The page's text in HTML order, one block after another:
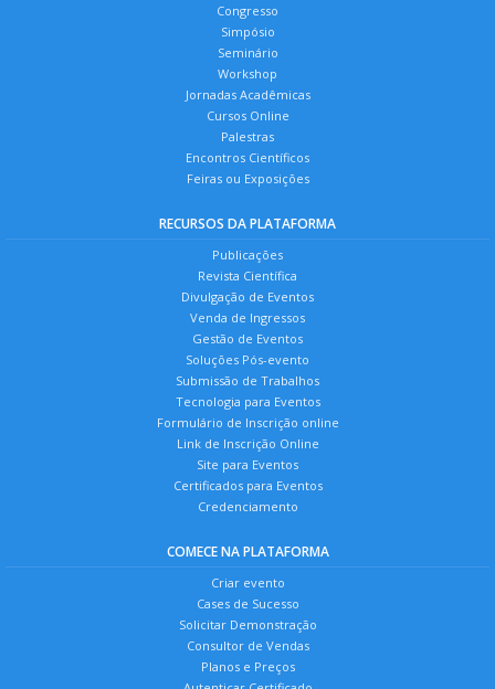
Congresso
Simpósio
Seminário
Workshop
Jornadas Acadêmicas
Cursos Online
Palestras
Encontros Científicos
Feiras ou Exposições
RECURSOS DA PLATAFORMA
Publicações
Revista Científica
Divulgação de Eventos
Venda de Ingressos
Gestão de Eventos
Soluções Pós-evento
Submissão de Trabalhos
Tecnologia para Eventos
Formulário de Inscrição online
Link de Inscrição Online
Site para Eventos
Certificados para Eventos
Credenciamento
COMECE NA PLATAFORMA
Criar evento
Cases de Sucesso
Solicitar Demonstração
Consultor de Vendas
Planos e Preços